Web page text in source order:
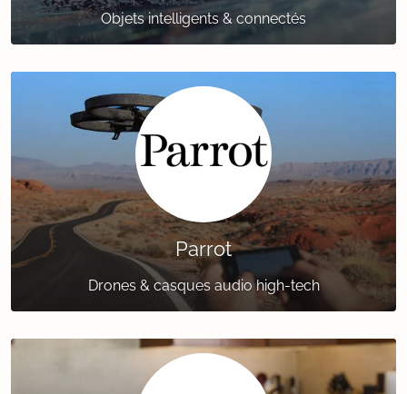
Objets intelligents & connectés
Parrot
Drones & casques audio high-tech